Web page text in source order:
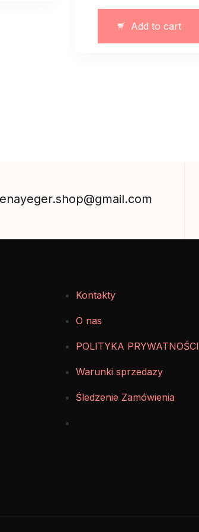
quantity
Add to cart
Kontakty
O nas
POLITYKA PRYWATNOŚCI
Warunki sprzedazy
Śledzenie Zamówienia